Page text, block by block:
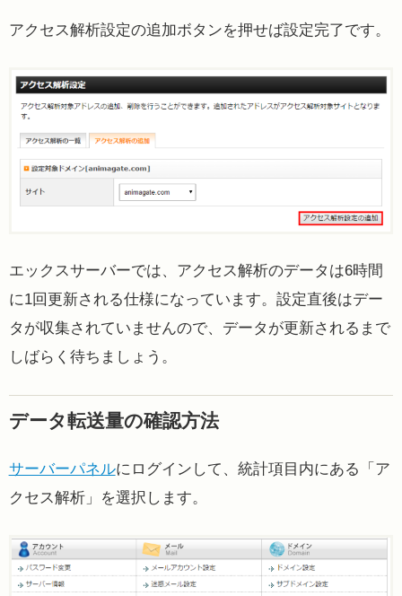
アクセス解析設定の追加ボタンを押せば設定完了です。
エックスサーバーでは、アクセス解析のデータは6時間
に1回更新される仕様になっています。設定直後はデー
タが収集されていませんので、データが更新されるまで
しばらく待ちましょう。
データ転送量の確認方法
サーバーパネルにログインして、統計項目内にある「ア
クセス解析」を選択します。